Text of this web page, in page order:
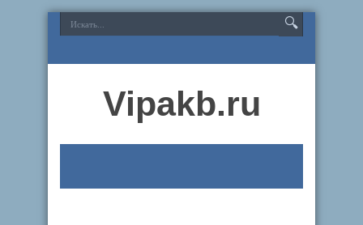
Vipakb.ru